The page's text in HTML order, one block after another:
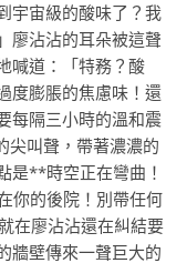
宇宙級的酸味了？我
廖沾沾的耳朵被這聲
喊道：「特務？酸
度膨脹的焦慮味！還
每隔三小時的溫和震
尖叫聲，帶著濃濃的
是**時空正在彎曲！
你的後院！別帶任何
在廖沾沾還在糾結要
牆壁傳來一聲巨大的